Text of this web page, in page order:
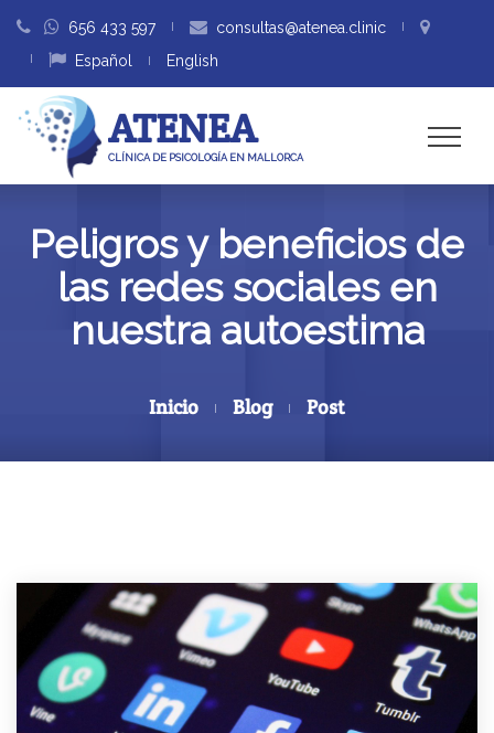
656 433 597
consultas@atenea.clinic
Español
English
ATENEA
CLÍNICA DE PSICOLOGÍA EN MALLORCA
Peligros y beneficios de
las redes sociales en
nuestra autoestima
Inicio Blog Post